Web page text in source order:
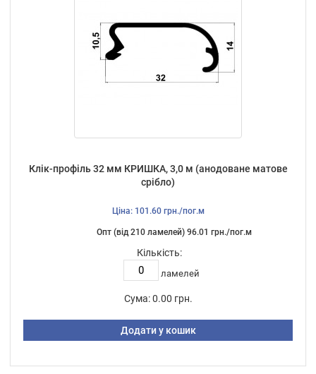
Клік-профіль 32 мм КРИШКА, 3,0 м (анодоване матове
срібло)
Ціна: 101.60 грн./пог.м
Опт (від 210 ламелей) 96.01 грн./пог.м
Кількість:
ламелей
Сума: 0.00 грн.
Додати у кошик